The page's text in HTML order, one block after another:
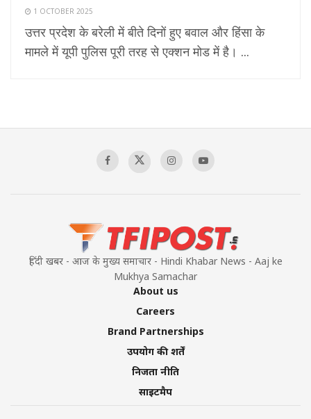
1 OCTOBER 2025
उत्तर प्रदेश के बरेली में बीते दिनों हुए बवाल और हिंसा के
मामले में यूपी पुलिस पूरी तरह से एक्शन मोड में है। ...
हिंदी खबर - आज के मुख्य समाचार - Hindi Khabar News - Aaj ke
Mukhya Samachar
About us
Careers
Brand Partnerships
उपयोग की शर्तें
निजता नीति
साइटमैप